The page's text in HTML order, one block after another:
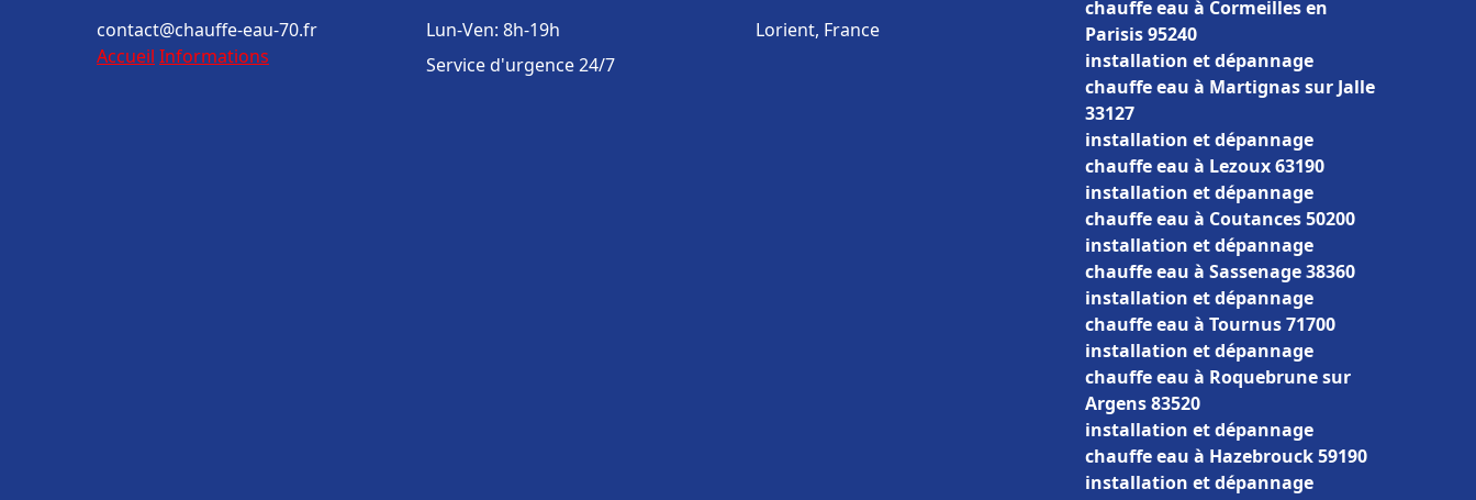
contact@chauffe-eau-70.fr
Accueil Informations
Lun-Ven: 8h-19h
Service d'urgence 24/7
Lorient, France
chauffe eau à Cormeilles en
Parisis 95240
installation et dépannage
chauffe eau à Martignas sur Jalle
33127
installation et dépannage
chauffe eau à Lezoux 63190
installation et dépannage
chauffe eau à Coutances 50200
installation et dépannage
chauffe eau à Sassenage 38360
installation et dépannage
chauffe eau à Tournus 71700
installation et dépannage
chauffe eau à Roquebrune sur
Argens 83520
installation et dépannage
chauffe eau à Hazebrouck 59190
installation et dépannage